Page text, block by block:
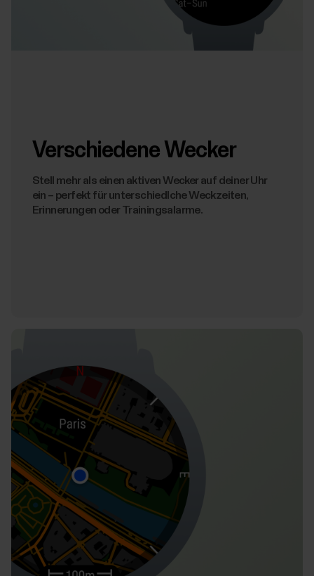
Verschiedene Wecker
Stell mehr als einen aktiven Wecker auf deiner Uhr
ein – perfekt für unterschiedlche Weckzeiten,
Erinnerungen oder Trainingsalarme.